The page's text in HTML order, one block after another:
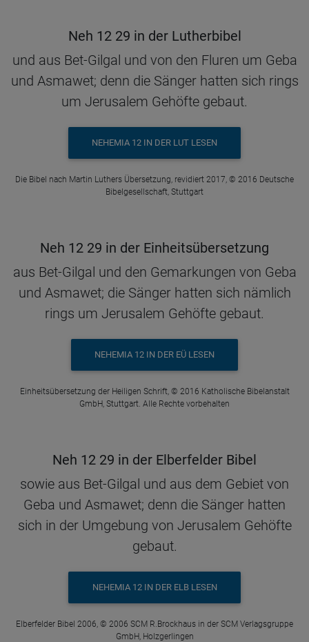
Neh 12 29 in der Lutherbibel
und aus Bet-Gilgal und von den Fluren um Geba
und Asmawet; denn die Sänger hatten sich rings
um Jerusalem Gehöfte gebaut.
NEHEMIA 12 IN DER LUT LESEN
Die Bibel nach Martin Luthers Übersetzung, revidiert 2017, © 2016 Deutsche
Bibelgesellschaft, Stuttgart
Neh 12 29 in der Einheitsübersetzung
aus Bet-Gilgal und den Gemarkungen von Geba
und Asmawet; die Sänger hatten sich nämlich
rings um Jerusalem Gehöfte gebaut.
NEHEMIA 12 IN DER EÜ LESEN
Einheitsübersetzung der Heiligen Schrift, © 2016 Katholische Bibelanstalt
GmbH, Stuttgart. Alle Rechte vorbehalten
Neh 12 29 in der Elberfelder Bibel
sowie aus Bet-Gilgal und aus dem Gebiet von
Geba und Asmawet; denn die Sänger hatten
sich in der Umgebung von Jerusalem Gehöfte
gebaut.
NEHEMIA 12 IN DER ELB LESEN
Elberfelder Bibel 2006, © 2006 SCM R.Brockhaus in der SCM Verlagsgruppe
GmbH, Holzgerlingen